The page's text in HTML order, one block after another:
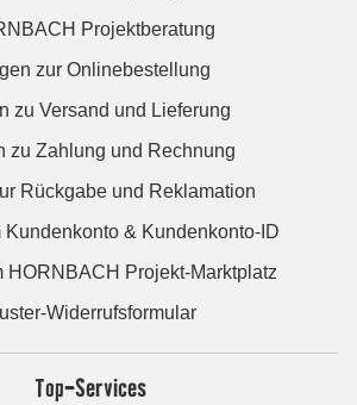
Projektberatung
zur Onlinebestellung
zu Versand und Lieferung
zu Zahlung und Rechnung
Rückgabe und Reklamation
Kundenkonto & Kundenkonto-ID
HORNBACH Projekt-Marktplatz
Widerrufsformular
Top-Services